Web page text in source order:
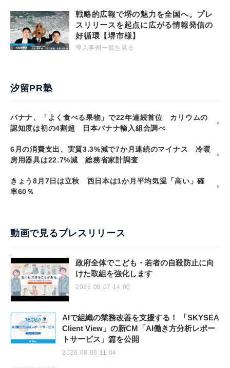
戦略的広報で堺の魅力を全国へ。プレ
スリリースを起点に広がる情報発信の
好循環【堺市様】
導入事例一覧を見る
汐留PR塾
バナナ、「よく食べる果物」で22年連続首位 カリウムの
認知度は初の4割超 日本バナナ輸入組合調べ
6月の消費支出、実質3.3%減で7か月連続のマイナス 冷暖
房用器具は22.7%減 総務省家計調査
きょう8月7日は立秋 西日本は1か月平均気温「高い」確
率60％
動画で見るプレスリリース
政府全体でこども・若者の自殺防止に向
けた取組を強化します
2026.08.07 14:00
AIで組織の業務改善を支援する！ 「SKYSEA
Client View」の新CM「AI働き方分析レポー
トサービス」篇を公開
2026.08.06 11:04